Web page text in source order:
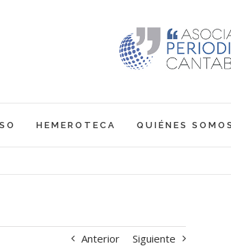
HEMEROTECA QUIÉNES SOMOS
Anterior Siguiente